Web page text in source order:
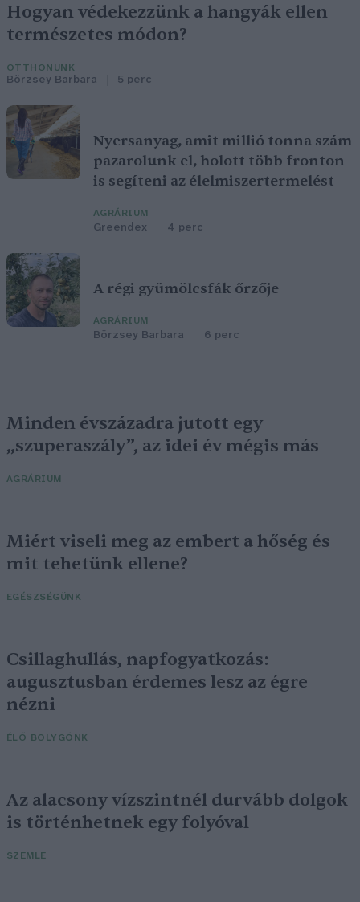
Hogyan védekezzünk a hangyák ellen
természetes módon?
OTTHONUNK
Börzsey Barbara 5 perc
Nyersanyag, amit millió tonna szám
pazarolunk el, holott több fronton
is segíteni az élelmiszertermelést
AGRÁRIUM
Greendex 4 perc
A régi gyümölcsfák őrzője
AGRÁRIUM
Börzsey Barbara 6 perc
Minden évszázadra jutott egy
„szuperaszály”, az idei év mégis más
AGRÁRIUM
Miért viseli meg az embert a hőség és
mit tehetünk ellene?
EGÉSZSÉGÜNK
Csillaghullás, napfogyatkozás:
augusztusban érdemes lesz az égre
nézni
ÉLŐ BOLYGÓNK
Az alacsony vízszintnél durvább dolgok
is történhetnek egy folyóval
SZEMLE